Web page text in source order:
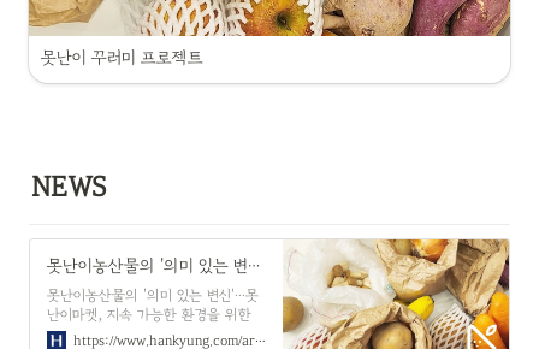
못난이 꾸러미 프로젝트
NEWS
못난이농산물의 '의미 있는 변신'…못난이마켓, 지속 가능한 환경을 위한 새로운 도전
못난이농산물의 '의미 있는 변신'…못
난이마켓, 지속 가능한 환경을 위한
새로운 도전, 경제
https://www.hankyung.com/article/202403086352O